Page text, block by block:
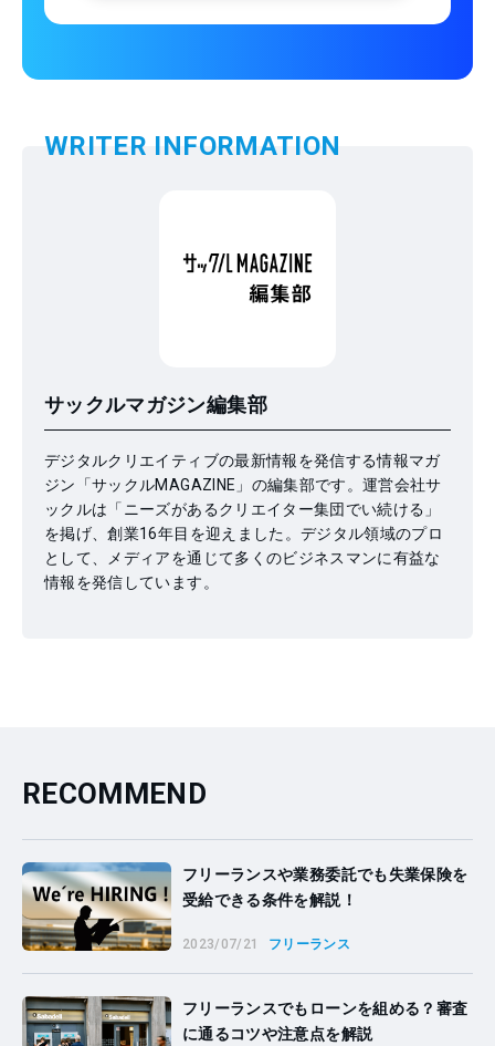
WRITER INFORMATION
サックルマガジン編集部
デジタルクリエイティブの最新情報を発信する情報マガ
ジン「サックルMAGAZINE」の編集部です。運営会社サ
ックルは「ニーズがあるクリエイター集団でい続ける」
を掲げ、創業16年目を迎えました。デジタル領域のプロ
として、メディアを通じて多くのビジネスマンに有益な
情報を発信しています。
RECOMMEND
フリーランスや業務委託でも失業保険を
受給できる条件を解説！
2023/07/21 フリーランス
フリーランスでもローンを組める？審査
に通るコツや注意点を解説